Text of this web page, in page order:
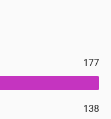
177
138